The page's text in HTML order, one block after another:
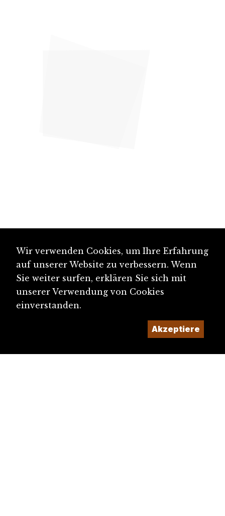
Wir verwenden Cookies, um Ihre Erfahrung
auf unserer Website zu verbessern. Wenn
Sie weiter surfen, erklären Sie sich mit
unserer Verwendung von Cookies
einverstanden.
Akzeptiere